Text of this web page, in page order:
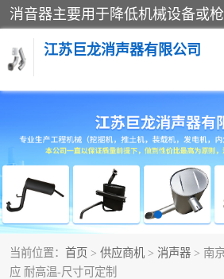
江苏巨龙消声器有限公司
当前位置： 首页 > 供应商机 > 消声器 > 南
应 耐高温-尺寸可定制
消声器